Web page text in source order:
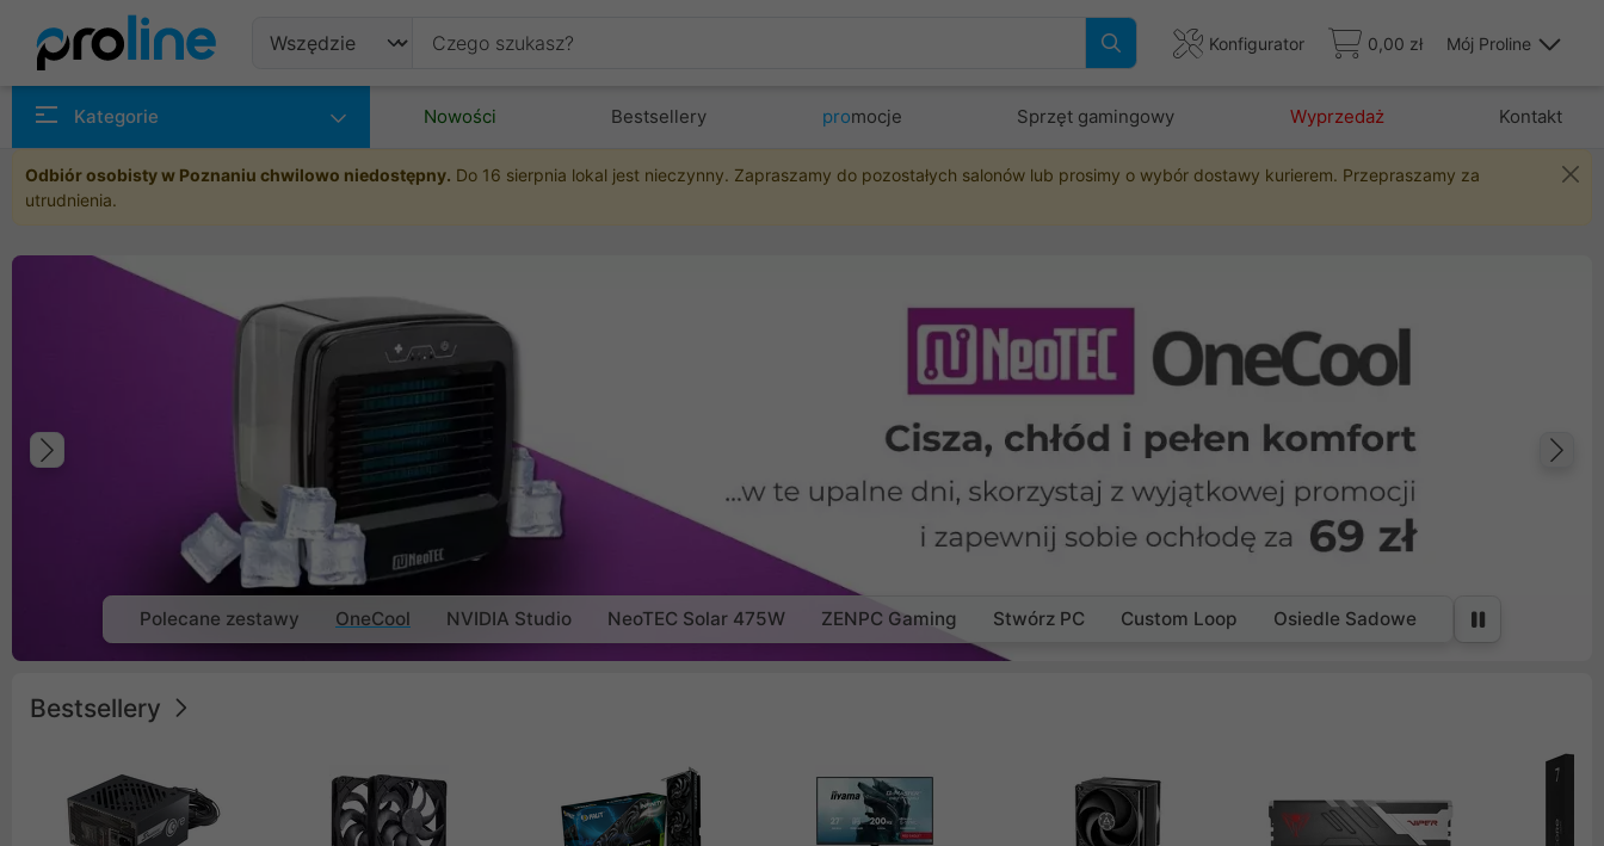
Konfigurator 0,00 zł Mój Proline
Kategorie Nowości Bestsellery promocje Sprzęt gamingowy Wyprzedaż Kontakt
Odbiór osobisty w Poznaniu chwilowo niedostępny. Do 16 sierpnia lokal jest nieczynny. Zapraszamy do pozostałych salonów lub prosimy o wybór dostawy kurierem. Przepraszamy za
utrudnienia.
Poprzedni
Polecane zestawy OneCool NVIDIA Studio NeoTEC Solar 475W ZENPC Gaming Stwórz PC Custom Loop Osiedle Sadowe
Bestsellery